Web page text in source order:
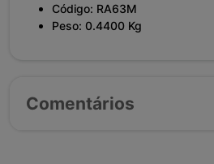
Código: RA63M
Peso: 0.4400 Kg
Comentários